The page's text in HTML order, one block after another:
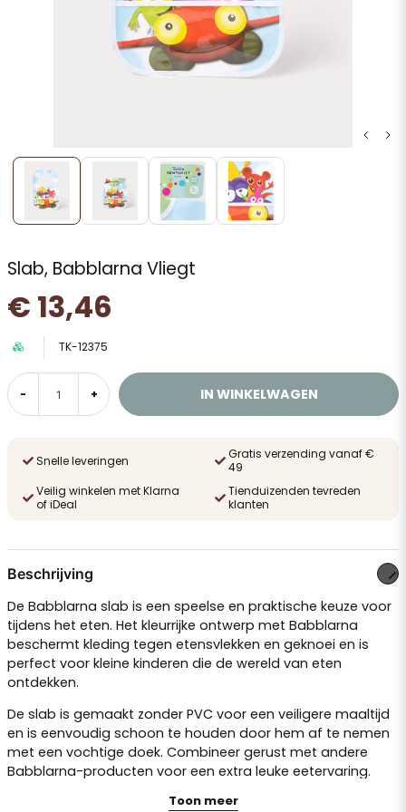
Slab, Babblarna Vliegt
€ 13,46
TK-12375
- + IN WINKELWAGEN
Snelle leveringen
Gratis verzending vanaf €
49
Veilig winkelen met Klarna
of iDeal
Tienduizenden tevreden
klanten
Beschrijving
De Babblarna slab is een speelse en praktische keuze voor
tijdens het eten. Het kleurrijke ontwerp met Babblarna
beschermt kleding tegen etensvlekken en geknoei en is
perfect voor kleine kinderen die de wereld van eten
ontdekken.
De slab is gemaakt zonder PVC voor een veiligere maaltijd
en is eenvoudig schoon te houden door hem af te nemen
met een vochtige doek. Combineer gerust met andere
Babblarna-producten voor een extra leuke eetervaring.
Toon meer